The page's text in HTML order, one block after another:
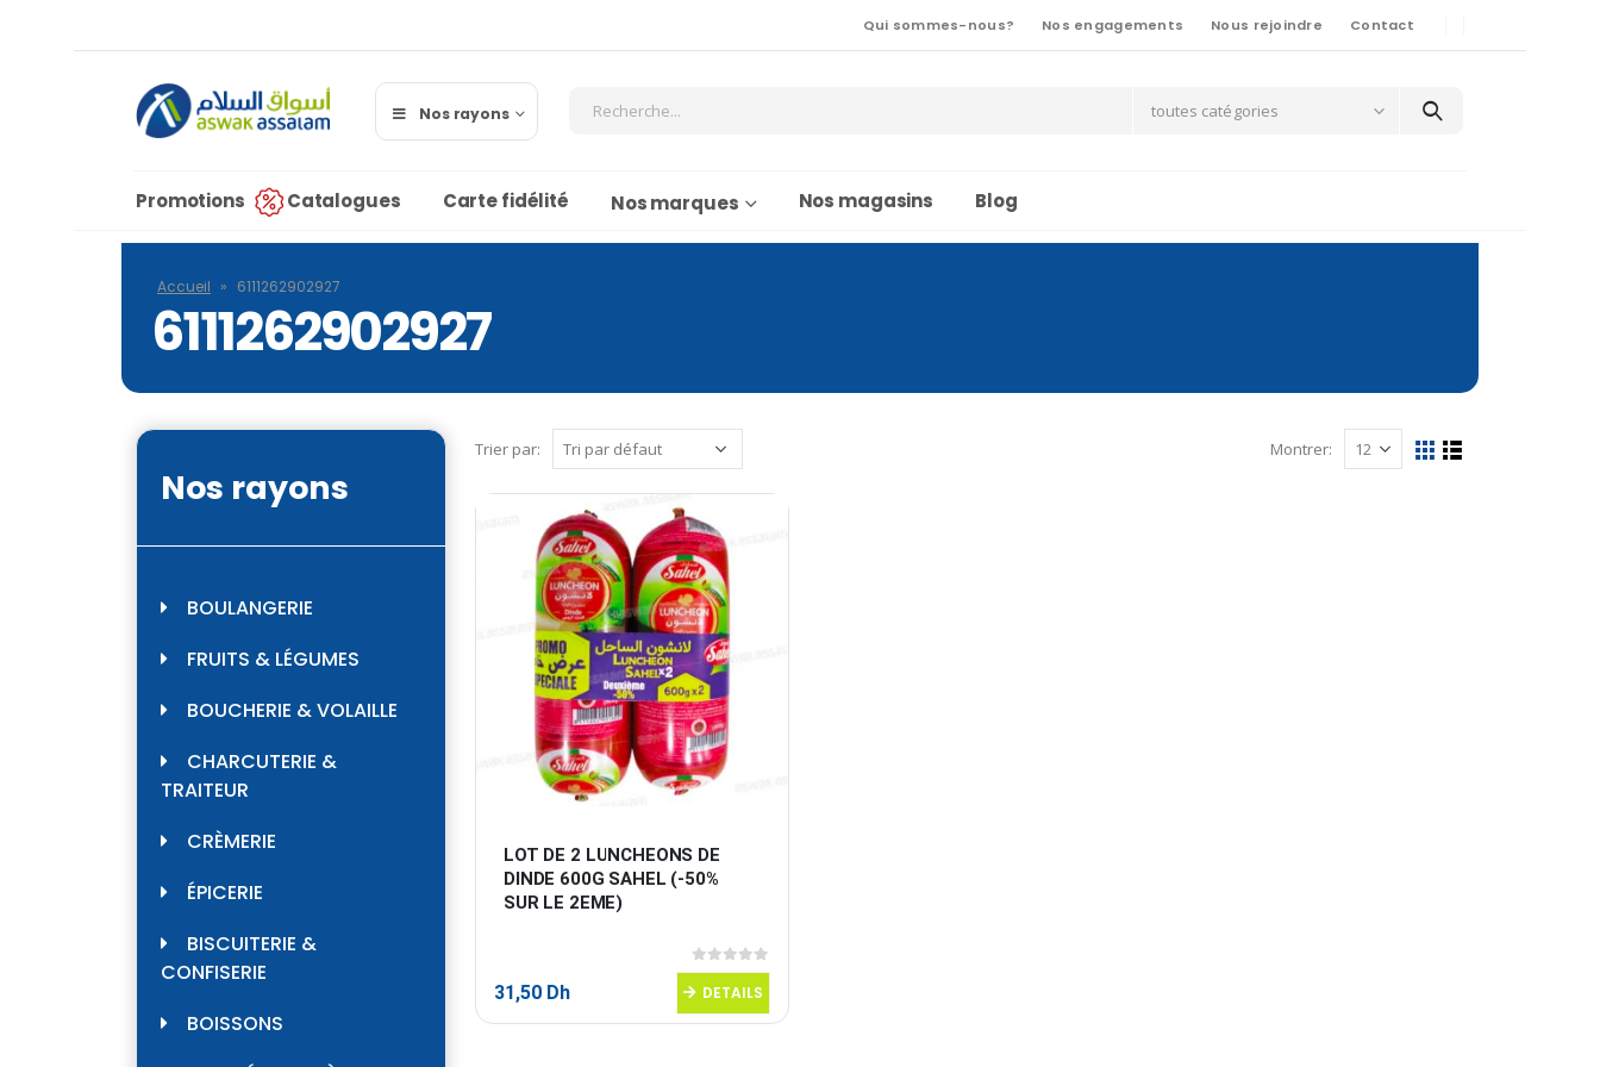
Qui sommes-nous? Nos engagements Nous rejoindre Contact
Nos rayons toutes catégories
Promotions Catalogues Carte fidélité Nos marques Nos magasins Blog
Accueil » 6111262902927
6111262902927
Trier par: Montrer:
LOT DE 2 LUNCHEONS DE
DINDE 600G SAHEL (-50%
SUR LE 2EME)
0sur 5
31,50 Dh DETAILS
Nos rayons
BOULANGERIE
FRUITS & LÉGUMES
BOUCHERIE & VOLAILLE
CHARCUTERIE &
TRAITEUR
CRÈMERIE
ÉPICERIE
BISCUITERIE &
CONFISERIE
BOISSONS